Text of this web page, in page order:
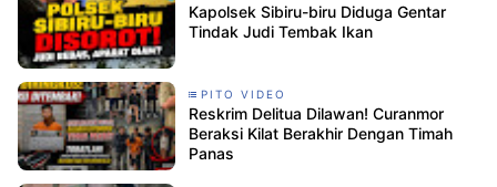
Kapolsek Sibiru-biru Diduga Gentar
Tindak Judi Tembak Ikan
PITO VIDEO
Reskrim Delitua Dilawan! Curanmor
Beraksi Kilat Berakhir Dengan Timah
Panas